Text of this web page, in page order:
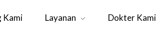
Kami Layanan Dokter Kami